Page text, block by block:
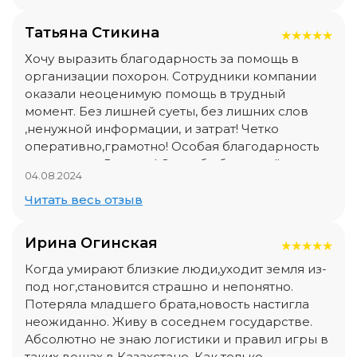
компанию Imperial Ritual за помощь в трудное
и тяжелое время.
Татьяна Стикина ★★★★★
Хочу выразить благодарность за помощь в
организации похорон. Сотрудники компании
оказали неоценимую помощь в трудный
момент. Без лишней суеты, без лишних слов
,ненужной информации, и затрат! Четко
оперативно,грамотно! Особая благодарность
менеджеру Руслану! Спасибо большое!!
04.08.2024
Читать весь отзыв
Ирина Огинская ★★★★★
Когда умирают близкие люди,уходит земля из-
под ног,становится страшно и непонятно.
Потеряла младшего брата,новость настигла
неожиданно. Живу в соседнем государстве.
Абсолютно не знаю логистики и правил игры в